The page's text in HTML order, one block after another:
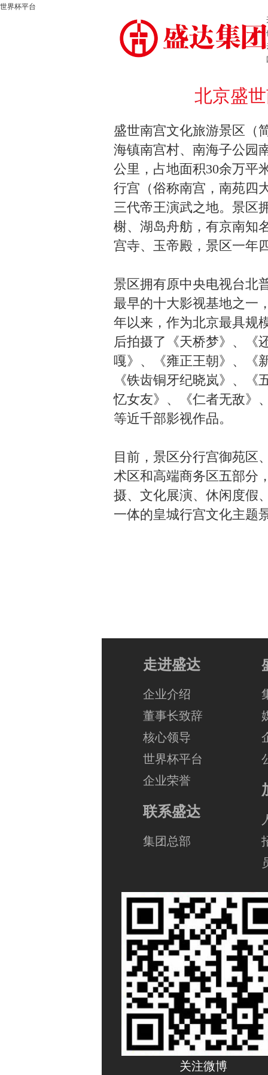
世界杯平台
北京盛
盛世南宫文化旅游景区（
海镇南宫村、南海子公园
公里，占地面积30余万平
行宫（俗称南宫，南苑四
三代帝王演武之地。景区
榭、湖岛舟舫，有京南知
宫寺、玉帝殿，景区一年
景区拥有原中央电视台北
最早的十大影视基地之一
年以来，作为北京最具规
后拍摄了《天桥梦》、《
嘎》、《雍正王朝》、《
《铁齿铜牙纪晓岚》、
忆女友》、《仁者无敌》
等近千部影视作品。
目前，景区分行宫御苑区
术区和高端商务区五部分
摄、文化展演、休闲度假
一体的皇城行宫文化主题
走进盛达
企业介绍
董事长致辞
核心领导
世界杯平台
企业荣誉
联系盛达
集团总部
关注微博